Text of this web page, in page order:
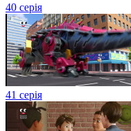
40 серія
41 серія